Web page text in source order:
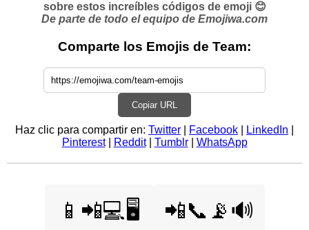
sobre estos increíbles códigos de emoji 😊
De parte de todo el equipo de Emojiwa.com
Comparte los Emojis de Team:
Copiar URL
Haz clic para compartir en: Twitter Facebook LinkedIn
Pinterest| Reddit| Tumblr| WhatsApp
📱📲💻🖥️ 📲📞📡🔊